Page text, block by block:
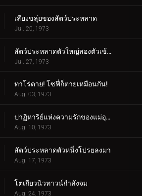
เสียงขลุ่ยของสัตว์ประหลาด
Jul. 20, 1973
สัตว์ประหลาดตัวใหญ่สองตัวเข้าใกล้ทาโร่!
Jul. 27, 1973
ทาโร่ตาย! โซฟี่ก็ตายเหมือนกัน!
Aug. 03, 1973
ปาฏิหาริย์แห่งความรักของแม่อุลตร้า!
Aug. 10, 1973
สัตว์ประหลาดตัวหนึ่งโปรยลงมา
Aug. 17, 1973
โตเกียวนิวทาวน์กำลังจม
Aug. 24, 1973